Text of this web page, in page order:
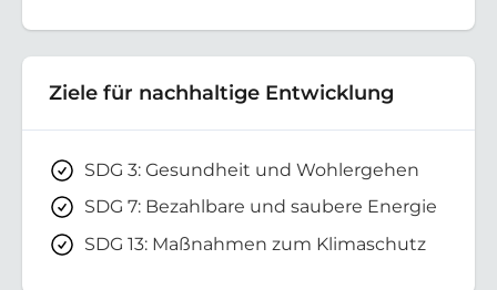
Ziele für nachhaltige Entwicklung
SDG 3: Gesundheit und Wohlergehen
SDG 7: Bezahlbare und saubere Energie
SDG 13: Maßnahmen zum Klimaschutz